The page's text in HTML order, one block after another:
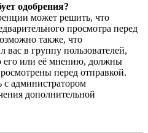
одобрения?
может решить, что
просмотра перед
также, что
вас в группу пользователей,
его или её мнению, должны
перед отправкой.
с администратором
дополнительной